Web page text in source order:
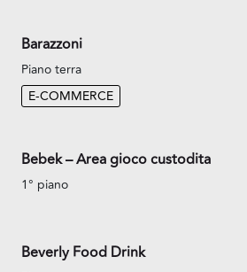
Barazzoni
Piano terra
E-COMMERCE
Bebek – Area gioco custodita
1° piano
Beverly Food Drink